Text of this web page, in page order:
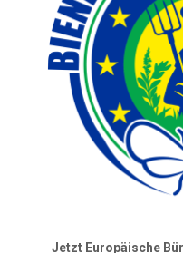
Jetzt Europäische